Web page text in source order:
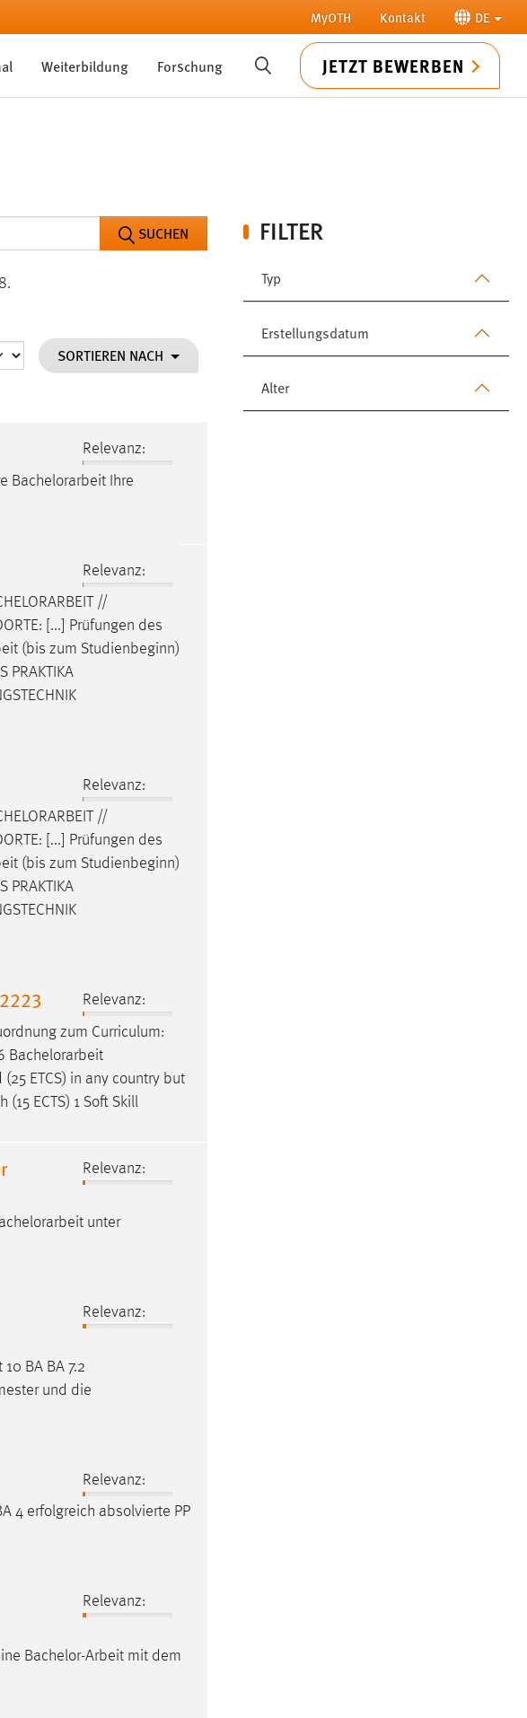
MyOTH Kontakt DE
Weiterbildung Forschung SUCHE JETZT BEWERBEN
FILTER
Typ
Erstellungsdatum
Alter
SUCHEN
SORTIEREN NACH
Relevanz:
Bachelorarbeit Ihre
Relevanz:
//
[...] Prüfungen des
(bis zum Studienbeginn)
PRAKTIKA
Relevanz:
//
[...] Prüfungen des
(bis zum Studienbeginn)
PRAKTIKA
Relevanz:
zum Curriculum:
Bachelorarbeit
(25 ETCS) in any country but
ECTS) 1 Soft Skill
Relevanz:
unter
Relevanz:
10 BA BA 7.2
und die
Relevanz:
4 erfolgreich absolvierte PP
Relevanz:
Bachelor-Arbeit mit dem